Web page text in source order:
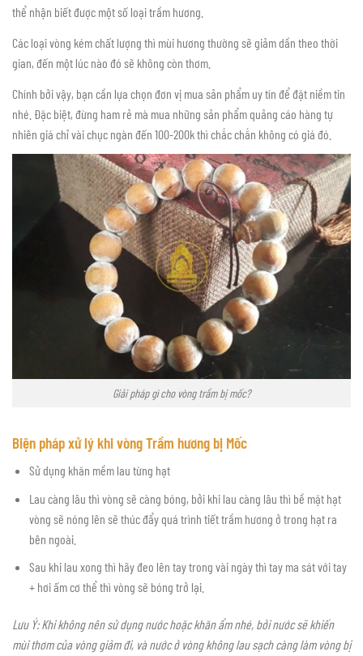
thể nhận biết được một số loại trầm hương.
Các loại vòng kém chất lượng thì mùi hương thường sẽ giảm dần theo thời
gian, đến một lúc nào đó sẽ không còn thơm.
Chính bởi vậy, bạn cần lựa chọn đơn vị mua sản phẩm uy tín để đặt niềm tin
nhé. Đặc biệt, đừng ham rẻ mà mua những sản phẩm quảng cáo hàng tự
nhiên giá chỉ vài chục ngàn đến 100-200k thì chắc chắn không có giá đó.
Giải pháp gì cho vòng trầm bị mốc?
Biện pháp xử lý khi vòng Trầm hương bị Mốc
Sử dụng khăn mềm lau từng hạt
Lau càng lâu thì vòng sẽ càng bóng, bởi khi lau càng lâu thì bề mặt hạt
vòng sẽ nóng lên sẽ thúc đẩy quá trình tiết trầm hương ở trong hạt ra
bên ngoài.
Sau khi lau xong thì hãy đeo lên tay trong vài ngày thì tay ma sát với tay
+ hơi ấm cơ thể thì vòng sẽ bóng trở lại.
Lưu Ý: Khi không nên sử dụng nước hoặc khăn ẩm nhé, bởi nước sẽ khiến
mùi thơm của vòng giảm đi, và nước ở vòng không lau sạch càng làm vòng bị